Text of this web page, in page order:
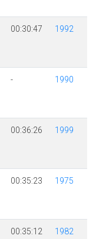
00:30:47 1992
- 1990
00:36:26 1999
00:35:23 1975
00:35:12 1982